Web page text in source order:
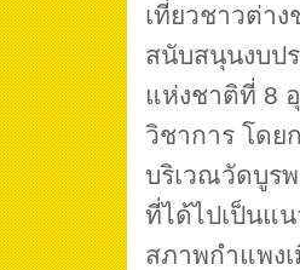
เที่ยวชาวต่าง
สนับสนุนงบ
แห่งชาติที่ 8
วิชาการ โดย
บริเวณวัดบูร
ที่ได้ไปเป็นแ
สภาพกำแพง